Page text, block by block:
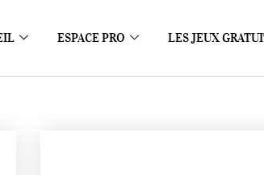
ESPACE PRO LES JEUX